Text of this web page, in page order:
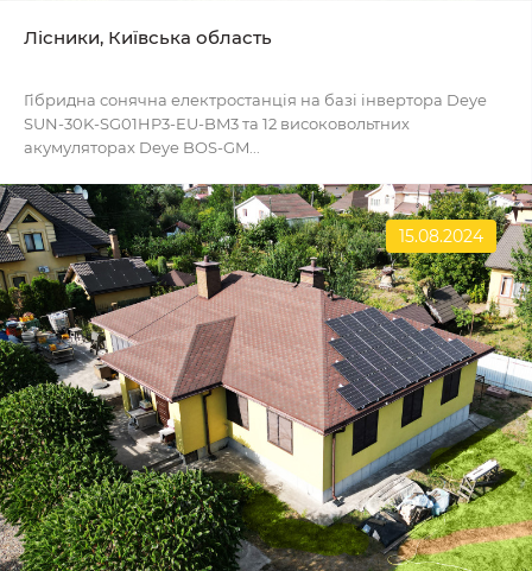
Лісники, Київська область
Гібридна сонячна електростанція на базі інвертора Deye
SUN-30K-SG01HP3-EU-BM3 та 12 високовольтних
акумуляторах Deye BOS-GM...
15.08.2024